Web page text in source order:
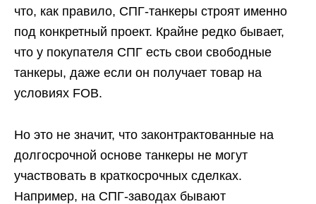
что, как правило, СПГ-танкеры строят именно
под конкретный проект. Крайне редко бывает,
что у покупателя СПГ есть свои свободные
танкеры, даже если он получает товар на
условиях FOB.
Но это не значит, что законтрактованные на
долгосрочной основе танкеры не могут
участвовать в краткосрочных сделках.
Например, на СПГ-заводах бывают